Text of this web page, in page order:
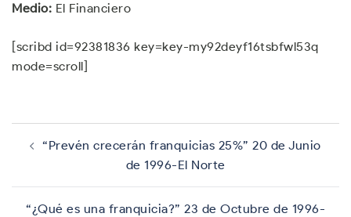
Medio: El Financiero
[scribd id=92381836 key=key-my92deyf16tsbfwl53q
mode=scroll]
Navegación
de
“Prevén crecerán franquicias 25%” 20 de Junio
de 1996-El Norte
“¿Qué es una franquicia?” 23 de Octubre de 1996-